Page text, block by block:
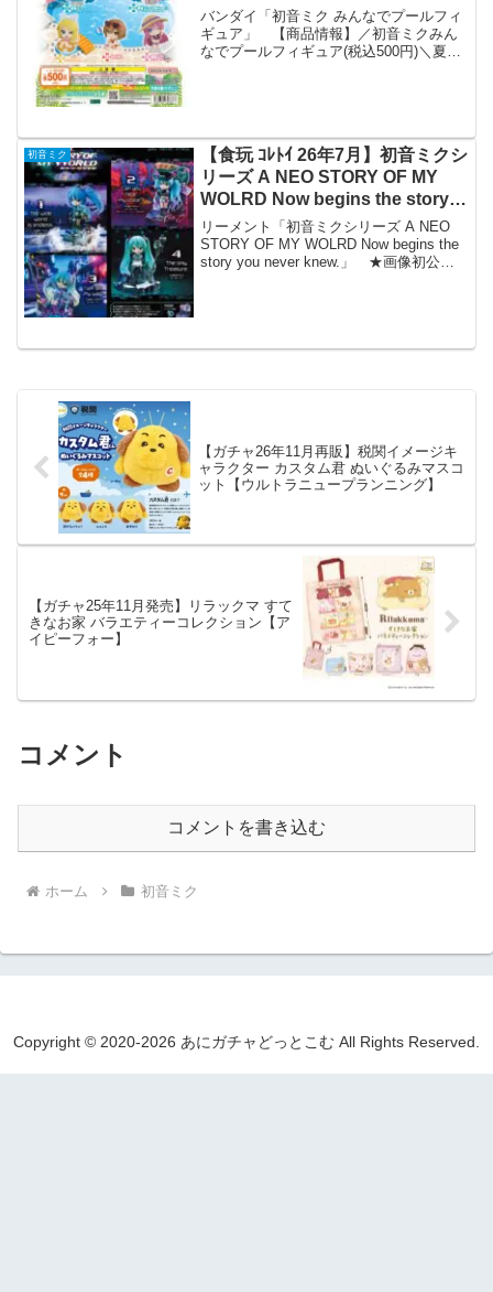
バンダイ「初音ミク みんなでプールフィ
ギュア」 【商品情報】／初音ミクみん
なでプールフィギュア(税込500円)＼夏に
初音ミク
【食玩 ｺﾚﾄｲ 26年7月】初音ミクシ
リーズ A NEO STORY OF MY
WOLRD Now begins the story
you never knew.【リーメント】
リーメント「初音ミクシリーズ A NEO
STORY OF MY WOLRD Now begins the
story you never knew.」 ★画像初公開
【ガチャ26年11月再販】税関イメージキ
ャラクター カスタム君 ぬいぐるみマスコ
ット【ウルトラニュープランニング】
【ガチャ25年11月発売】リラックマ すて
きなお家 バラエティーコレクション【ア
イピーフォー】
コメント
コメントを書き込む
ホーム 初音ミク
Copyright © 2020-2026 あにガチャどっとこむ All Rights Reserved.